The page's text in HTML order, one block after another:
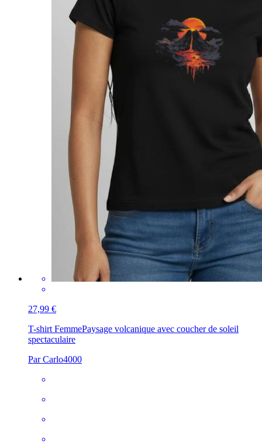
27,99 €
T-shirt FemmePaysage volcanique avec coucher de soleil
spectaculaire
Par Carlo4000